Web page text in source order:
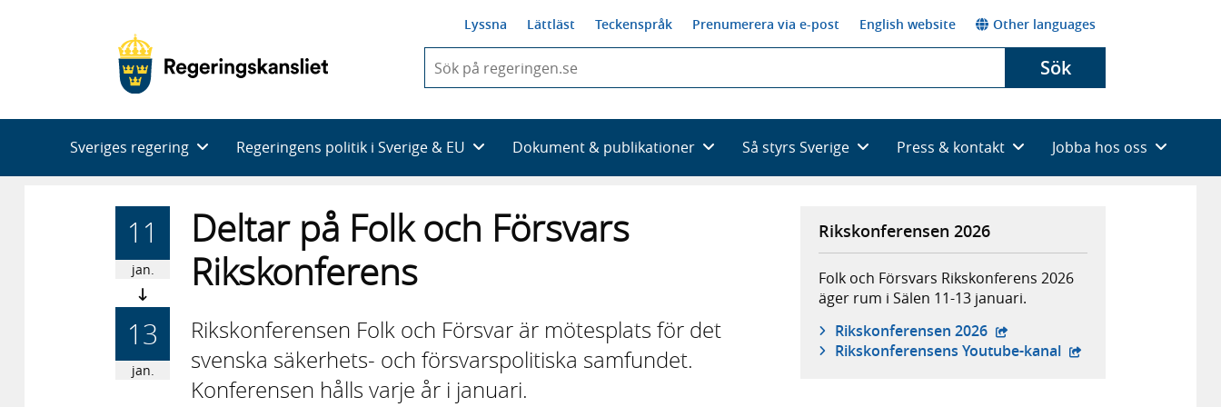
Lyssna Lättläst Teckenspråk Prenumerera via e-post English website Other languages
du
skriva
framträder
en
med
sökförslag
Sök
Sveriges regering Regeringens politik i Sverige & EU Dokument & publikationer Så styrs Sverige Press & kontakt Jobba hos oss
11
jan.
Till
13
jan.
Deltar på Folk och Försvars
Rikskonferens
Rikskonferensen Folk och Försvar är mötesplats för det
svenska säkerhets- och försvarspolitiska samfundet.
Konferensen hålls varje år i januari.
Rikskonferensen 2026
Folk och Försvars Rikskonferens 2026
äger rum i Sälen 11-13 januari.
Rikskonferensen 2026 - extern webbplats,
Rikskonferensens Youtube-kanal - extern webbplats,